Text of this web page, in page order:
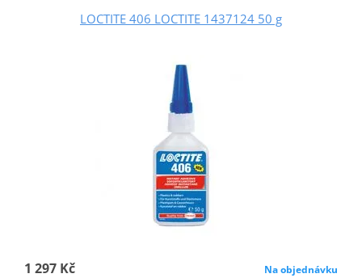
LOCTITE 406 LOCTITE 1437124 50 g
1 297 Kč Na objednávku